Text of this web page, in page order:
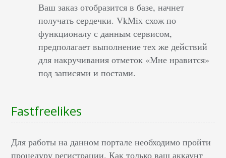
Ваш заказ отобразится в базе, начнет
получать сердечки. VkMix схож по
функционалу с данным сервисом,
предполагает выполнение тех же действий
для накручивания отметок «Мне нравится»
под записями и постами.
Fastfreelikes
Для работы на данном портале необходимо пройти
процедуру регистрации. Как только ваш аккаунт